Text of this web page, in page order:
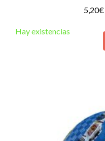
5,20€
Hay existencias